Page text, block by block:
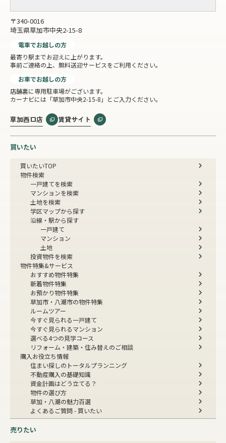
〒340-0016
埼玉県草加市中央2-15-8
電車でお越しの方
最寄り駅までお迎えに上がります。
事前ご連絡の上、無料送迎サービスをご利用ください。
お車でお越しの方
店舗裏に専用駐車場がございます。
カーナビには「草加市中央2-15-8」とご入力ください。
草加西口店 賃貸サイト
買いたい
買いたいTOP
物件検索
一戸建てを検索
マンションを検索
土地を検索
学区マップから探す
沿線・駅から探す
一戸建て
マンション
土地
投資物件を検索
物件特集&サービス
おすすめ物件特集
新着物件特集
お預かり物件特集
草加市・八潮市の物件特集
ルームツアー
今すぐ見られる一戸建て
今すぐ見られるマンション
選べる4つの見学コース
リフォーム・建築・住み替えのご相談
購入お役立ち情報
住まい探しのトータルプランニング
不動産購入の基礎知識
資金計画はどう立てる？
物件の選び方
草加・八潮の魅力百選
よくあるご質問 - 買いたい
売りたい